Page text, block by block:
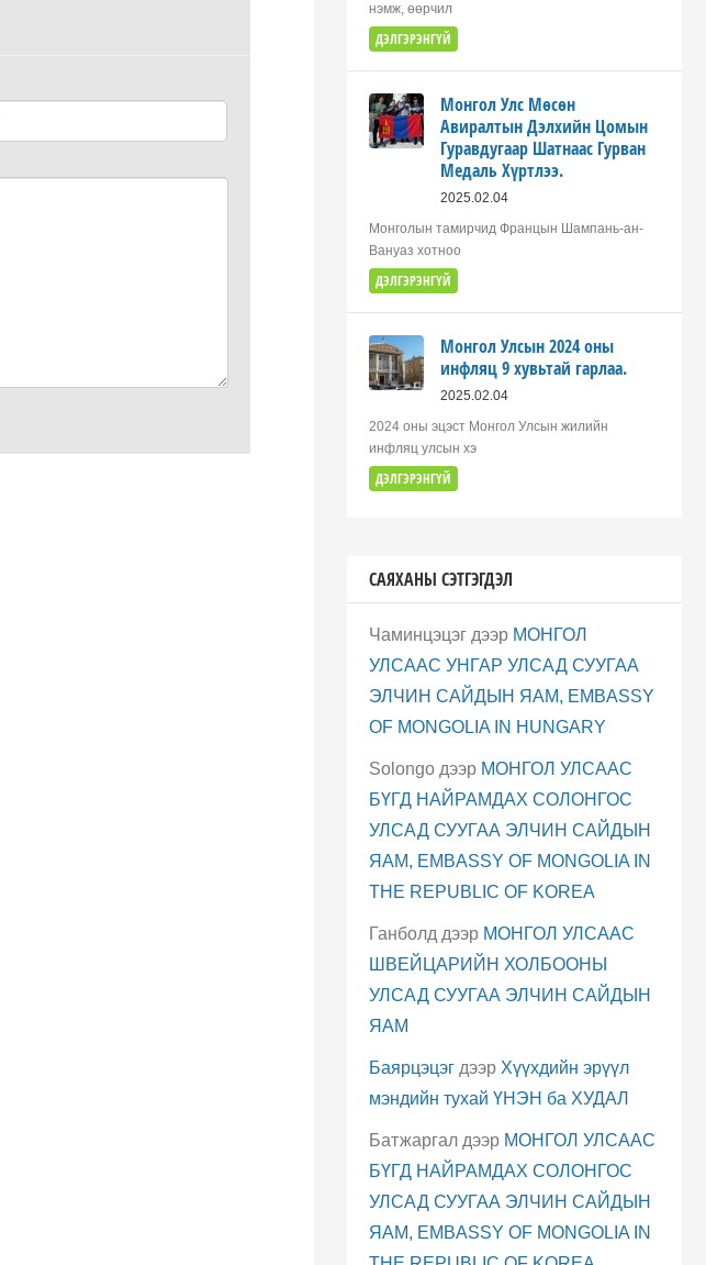
нэмж, өөрчил
ДЭЛГЭРЭНГҮЙ
Монгол Улс Мөсөн
Авиралтын Дэлхийн Цомын
Гуравдугаар Шатнаас Гурван
Медаль Хүртлээ.
2025.02.04
Монголын тамирчид Францын Шампань-ан-
Вануаз хотноо
ДЭЛГЭРЭНГҮЙ
Монгол Улсын 2024 оны
инфляц 9 хувьтай гарлаа.
2025.02.04
2024 оны эцэст Монгол Улсын жилийн
инфляц улсын хэ
ДЭЛГЭРЭНГҮЙ
САЯХАНЫ СЭТГЭГДЭЛ
Чаминцэцэгдээр МОНГОЛ
УЛСААС УНГАР УЛСАД СУУГАА
ЭЛЧИН САЙДЫН ЯАМ, EMBASSY
OF MONGOLIA IN HUNGARY
Solongoдээр МОНГОЛ УЛСААС
БҮГД НАЙРАМДАХ СОЛОНГОС
УЛСАД СУУГАА ЭЛЧИН САЙДЫН
ЯАМ, EMBASSY OF MONGOLIA IN
THE REPUBLIC OF KOREA
Ганболд дээр МОНГОЛ УЛСААС
ШВЕЙЦАРИЙН ХОЛБООНЫ
УЛСАД СУУГАА ЭЛЧИН САЙДЫН
ЯАМ
Баярцэцэгдээр Хүүхдийн эрүүл
мэндийн тухай ҮНЭН ба ХУДАЛ
Батжаргалдээр МОНГОЛ УЛСААС
БҮГД НАЙРАМДАХ СОЛОНГОС
УЛСАД СУУГАА ЭЛЧИН САЙДЫН
ЯАМ, EMBASSY OF MONGOLIA IN